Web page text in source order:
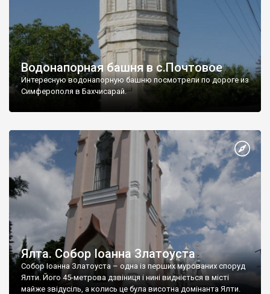
Водонапорная башня в с.Почтовое
Интересную водонапорную башню посмотрели по дороге из
Симферополя в Бахчисарай.
Ялта. Собор Іоанна Златоуста
Собор Іоанна Златоуста – одна із перших мурованих споруд
Ялти. Його 45-метрова дзвіниця і нині видніється в місті
майже звідусіль, а колись це була висотна домінанта Ялти.